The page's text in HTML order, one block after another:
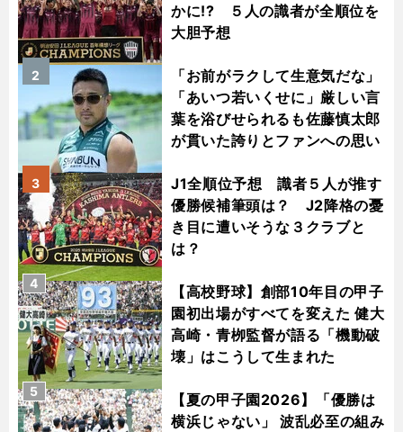
かに!? ５人の識者が全順位を
大胆予想
「お前がラクして生意気だな」
「あいつ若いくせに」厳しい言
葉を浴びせられるも佐藤慎太郎
が貫いた誇りとファンへの思い
2
J1全順位予想 識者５人が推す
優勝候補筆頭は？ J2降格の憂
き目に遭いそうな３クラブと
は？
3
【高校野球】創部10年目の甲子
園初出場がすべてを変えた 健大
高崎・青栁監督が語る「機動破
壊」はこうして生まれた
4
【夏の甲子園2026】「優勝は
横浜じゃない」 波乱必至の組み
5